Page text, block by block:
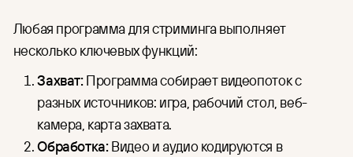
Любая программа для стриминга выполняет
несколько ключевых функций:
Захват:Программа собирает видеопоток с
разных источников: игра, рабочий стол, веб-
камера, карта захвата.
Обработка:Видео и аудио кодируются в